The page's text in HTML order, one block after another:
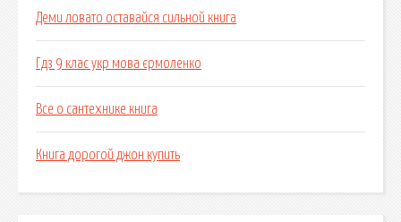
Деми ловато оставайся сильной книга
Гдз 9 клас укр мова єрмоленко
Все о сантехнике книга
Книга дорогой джон купить